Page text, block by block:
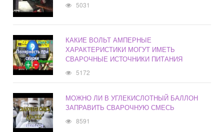
5031
КАКИЕ ВОЛЬТ АМПЕРНЫЕ
ХАРАКТЕРИСТИКИ МОГУТ ИМЕТЬ
СВАРОЧНЫЕ ИСТОЧНИКИ ПИТАНИЯ
5172
МОЖНО ЛИ В УГЛЕКИСЛОТНЫЙ БАЛЛОН
ЗАПРАВИТЬ СВАРОЧНУЮ СМЕСЬ
8591